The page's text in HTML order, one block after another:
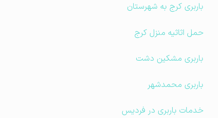
باربری کرج به شهرستان
حمل اثاثیه منزل کرج
باربری مشکین دشت
باربری محمدشهر
خدمات باربری در فردیس